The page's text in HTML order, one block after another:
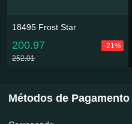
18495 Frost Star
200.97
-21%
252.01
Métodos de Pagamento